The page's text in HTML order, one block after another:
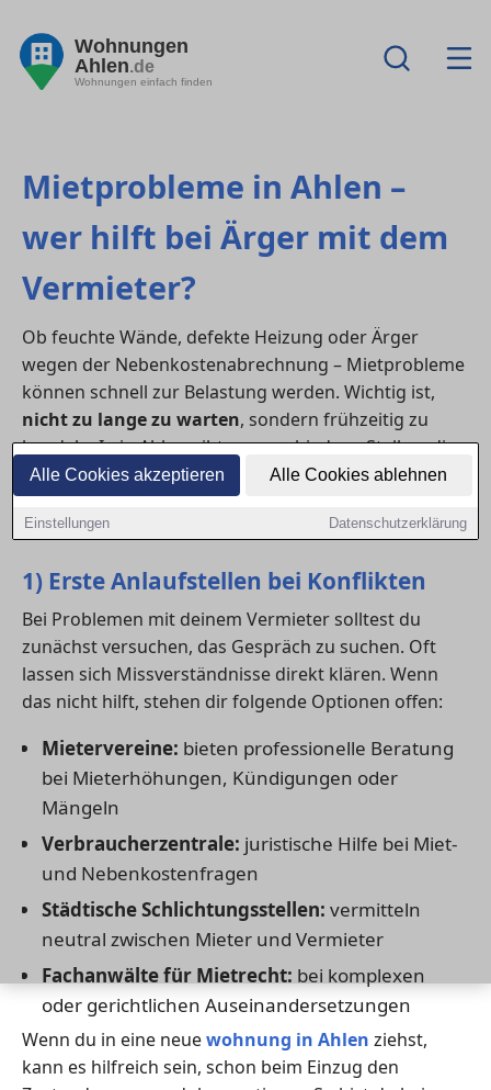
Alle Cookies akzeptieren Alle Cookies ablehnen
Einstellungen Datenschutzerklärung
Wohnungen
Ahlen.de
Wohnungen einfach finden
Mietprobleme in Ahlen –
wer hilft bei Ärger mit dem
Vermieter?
Ob feuchte Wände, defekte Heizung oder Ärger
wegen der Nebenkostenabrechnung – Mietprobleme
können schnell zur Belastung werden. Wichtig ist,
nicht zu lange zu warten, sondern frühzeitig zu
handeln. In in Ahlen gibt es verschiedene Stellen, die
Mieter:innen bei rechtlichen und praktischen Fragen
unterstützen – von der kostenlosen Erstberatung bis
zur anwaltlichen Vertretung.
1) Erste Anlaufstellen bei Konflikten
Bei Problemen mit deinem Vermieter solltest du
zunächst versuchen, das Gespräch zu suchen. Oft
lassen sich Missverständnisse direkt klären. Wenn
das nicht hilft, stehen dir folgende Optionen offen:
Mietervereine: bieten professionelle Beratung
bei Mieterhöhungen, Kündigungen oder
Mängeln
Verbraucherzentrale: juristische Hilfe bei Miet-
und Nebenkostenfragen
Städtische Schlichtungsstellen: vermitteln
neutral zwischen Mieter und Vermieter
Fachanwälte für Mietrecht: bei komplexen
oder gerichtlichen Auseinandersetzungen
Wenn du in eine neuewohnung in Ahlen ziehst,
kann es hilfreich sein, schon beim Einzug den